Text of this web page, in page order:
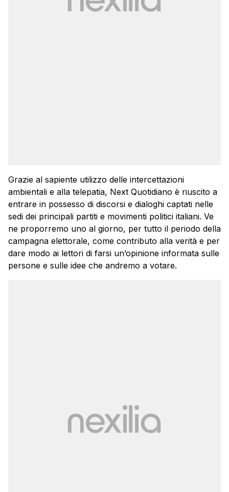
Grazie al sapiente utilizzo delle intercettazioni
ambientali e alla telepatia, Next Quotidiano è riuscito a
entrare in possesso di discorsi e dialoghi captati nelle
sedi dei principali partiti e movimenti politici italiani. Ve
ne proporremo uno al giorno, per tutto il periodo della
campagna elettorale, come contributo alla verità e per
dare modo ai lettori di farsi un’opinione informata sulle
persone e sulle idee che andremo a votare.